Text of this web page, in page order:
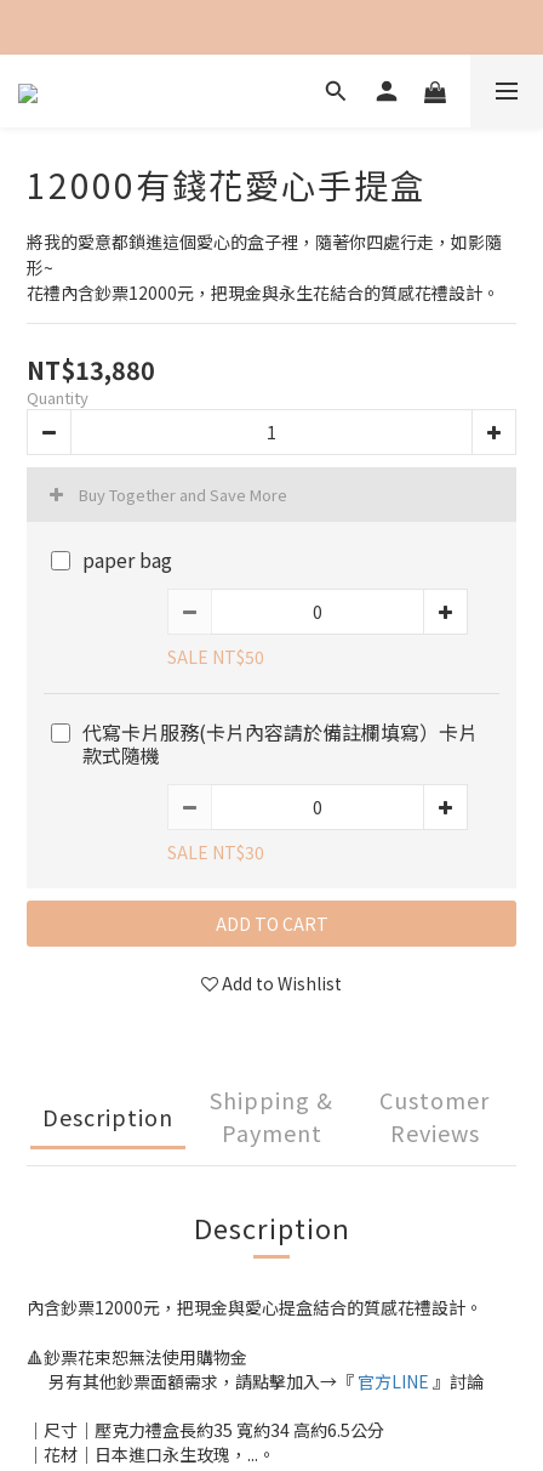
加入會員即可享用購物金100元折抵
12000有錢花愛心手提盒
將我的愛意都鎖進這個愛心的盒子裡，隨著你四處行走，如影隨
形~
花禮內含鈔票12000元，把現金與永生花結合的質感花禮設計。
NT$13,880
Quantity
Buy Together and Save More
paper bag
SALE NT$50
代寫卡片服務(卡片內容請於備註欄填寫）卡片
款式隨機
SALE NT$30
ADD TO CART
Add to Wishlist
Description
Shipping &
Payment
Customer
Reviews
Description
內含鈔票12000元，把現金與愛心提盒結合的質感花禮設計。
🔺鈔票花束恕無法使用購物金
另有其他鈔票面額需求，請點擊加入→『 官方LINE 』討論
｜尺寸｜壓克力禮盒長約35 寬約34 高約6.5公分
｜花材｜日本進口永生玫瑰，...。